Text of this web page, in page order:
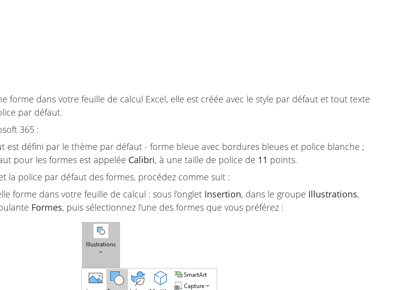
forme dans votre feuille de calcul Excel, elle est créée avec le style par défaut et tout texte
par défaut.
365 :
est défini par le thème par défaut - forme bleue avec bordures bleues et police blanche ;
pour les formes est appelée Calibri, à une taille de police de 11 points.
la police par défaut des formes, procédez comme suit :
forme dans votre feuille de calcul : sous l’onglet Insertion, dans le groupe Illustrations,
Formes, puis sélectionnez l’une des formes que vous préférez :